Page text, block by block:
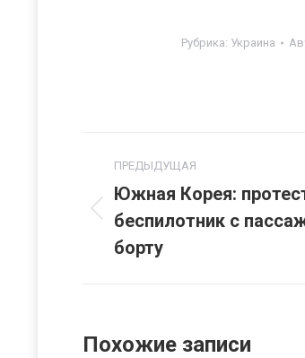
Рубрика: Украина
по
записям
ПРЕДЫДУЩАЯ
Предыдущая
запись:
Южная Корея:
беспилотник с
борту
Похожие записи